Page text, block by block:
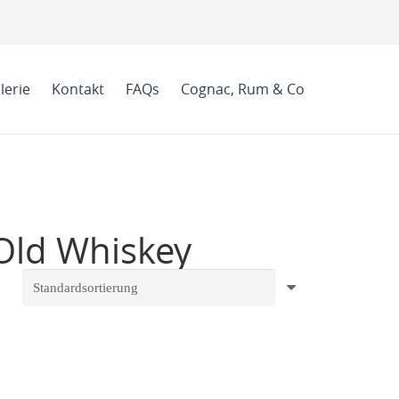
Kontakt FAQs Cognac, Rum & Co
Whiskey